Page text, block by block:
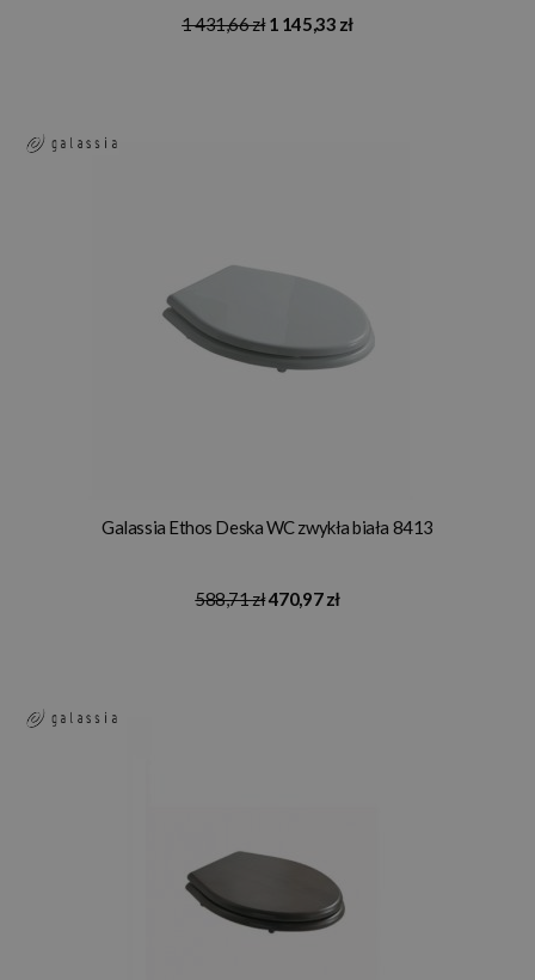
1 431,66 zł 1 145,33 zł
Galassia Ethos Deska WC zwykła biała 8413
588,71 zł470,97 zł